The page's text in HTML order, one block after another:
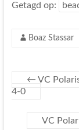
Getagd op:
Boaz Stassar
← VC
4-0
VC